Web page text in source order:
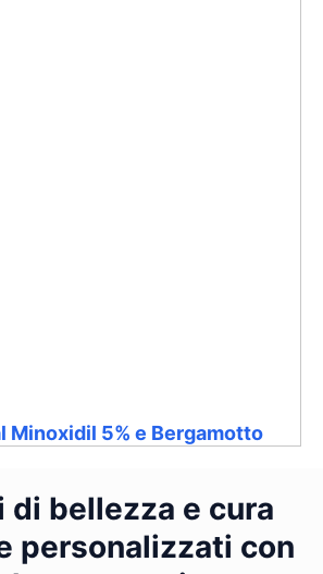
Minoxidil 5% e Bergamotto
di bellezza e cura
personalizzati con